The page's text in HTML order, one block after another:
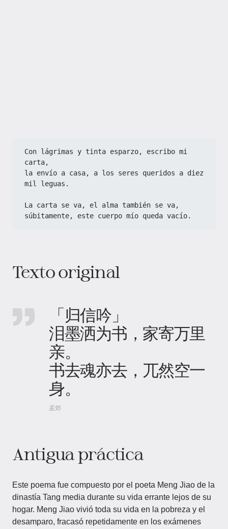
Con lágrimas y tinta esparzo, escribo mi
carta,
la envío a casa, a los seres queridos a diez
mil leguas.
La carta se va, el alma también se va,
súbitamente, este cuerpo mío queda vacío.
Texto original
「归信吟」
泪墨洒为书，家寄万里
亲。
书去魂亦去，兀然空一
身。
孟郊
Antigua práctica
Este poema fue compuesto por el poeta Meng Jiao de la
dinastía Tang media durante su vida errante lejos de su
hogar. Meng Jiao vivió toda su vida en la pobreza y el
desamparo, fracasó repetidamente en los exámenes